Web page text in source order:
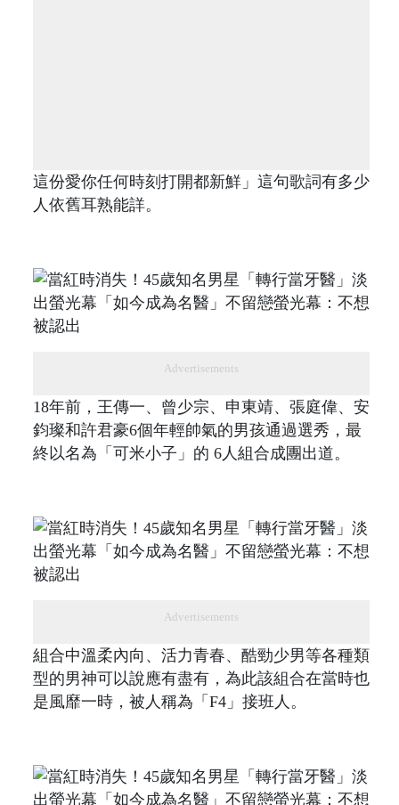
這份愛你任何時刻打開都新鮮」這句歌詞有多少
人依舊耳熟能詳。
Advertisements
18年前，王傳一、曾少宗、申東靖、張庭偉、安
鈞璨和許君豪6個年輕帥氣的男孩通過選秀，最
終以名為「可米小子」的 6人組合成團出道。
Advertisements
組合中溫柔內向、活力青春、酷勁少男等各種類
型的男神可以說應有盡有，為此該組合在當時也
是風靡一時，被人稱為「F4」接班人。